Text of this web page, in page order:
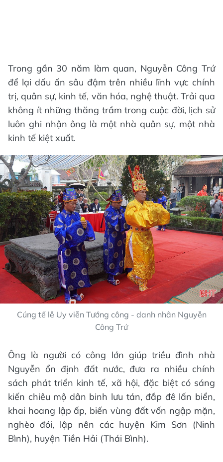
Trong gần 30 năm làm quan, Nguyễn Công Trứ
để lại dấu ấn sâu đậm trên nhiều lĩnh vực chính
trị, quân sự, kinh tế, văn hóa, nghệ thuật. Trải qua
không ít những thăng trầm trong cuộc đời, lịch sử
luôn ghi nhận ông là một nhà quân sự, một nhà
kinh tế kiệt xuất.
Cúng tế lễ Uy viễn Tướng công - danh nhân Nguyễn
Công Trứ
Ông là người có công lớn giúp triều đình nhà
Nguyễn ổn định đất nước, đưa ra nhiều chính
sách phát triển kinh tế, xã hội, đặc biệt có sáng
kiến chiêu mộ dân binh lưu tán, đắp đê lấn biển,
khai hoang lập ấp, biến vùng đất vốn ngập mặn,
nghèo đói, lập nên các huyện Kim Sơn (Ninh
Bình), huyện Tiền Hải (Thái Bình).